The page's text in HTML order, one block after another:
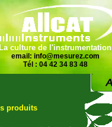
culture de l'instrumentation
email: info@mesurez.com
Tél : 04 42 34 83 48
produits